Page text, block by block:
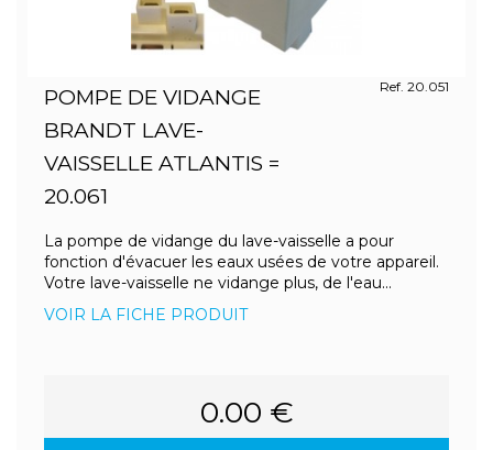
POMPE DE VIDANGE
BRANDT LAVE-
VAISSELLE ATLANTIS =
20.061
Ref. 20.051
La pompe de vidange du lave-vaisselle a pour
fonction d'évacuer les eaux usées de votre appareil.
Votre lave-vaisselle ne vidange plus, de l'eau...
VOIR LA FICHE PRODUIT
0.00 €